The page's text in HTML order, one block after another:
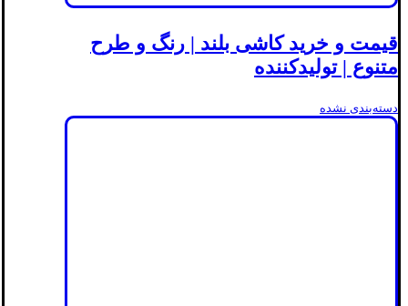
قیمت و خرید کاشی بلند | رنگ و طرح
متنوع | تولیدکننده
دسته‌بندی نشده